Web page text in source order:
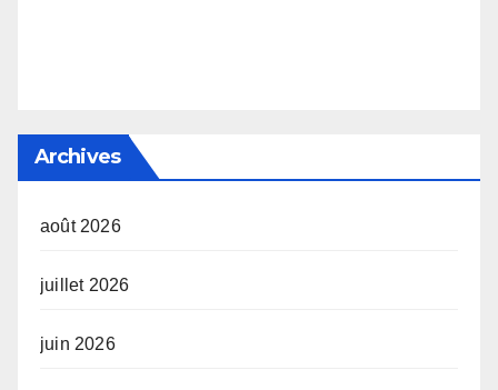
Archives
août 2026
juillet 2026
juin 2026